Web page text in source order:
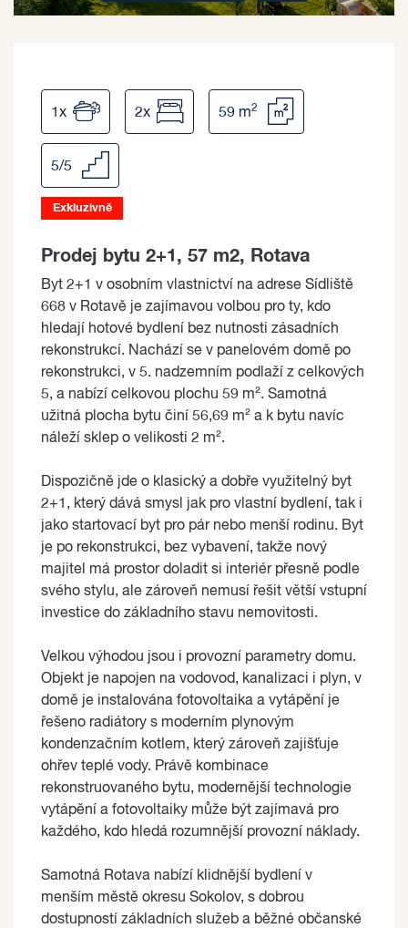
1x 2x 59 m2
5/5
Exkluzivně
Prodej bytu 2+1, 57 m2, Rotava
Byt 2+1 v osobním vlastnictví na adrese Sídliště
668 v Rotavě je zajímavou volbou pro ty, kdo
hledají hotové bydlení bez nutnosti zásadních
rekonstrukcí. Nachází se v panelovém domě po
rekonstrukci, v 5. nadzemním podlaží z celkových
5, a nabízí celkovou plochu 59 m². Samotná
užitná plocha bytu činí 56,69 m² a k bytu navíc
náleží sklep o velikosti 2 m².
Dispozičně jde o klasický a dobře využitelný byt
2+1, který dává smysl jak pro vlastní bydlení, tak i
jako startovací byt pro pár nebo menší rodinu. Byt
je po rekonstrukci, bez vybavení, takže nový
majitel má prostor doladit si interiér přesně podle
svého stylu, ale zároveň nemusí řešit větší vstupní
investice do základního stavu nemovitosti.
Velkou výhodou jsou i provozní parametry domu.
Objekt je napojen na vodovod, kanalizaci i plyn, v
domě je instalována fotovoltaika a vytápění je
řešeno radiátory s moderním plynovým
kondenzačním kotlem, který zároveň zajišťuje
ohřev teplé vody. Právě kombinace
rekonstruovaného bytu, modernější technologie
vytápění a fotovoltaiky může být zajímavá pro
každého, kdo hledá rozumnější provozní náklady.
Samotná Rotava nabízí klidnější bydlení v
menším městě okresu Sokolov, s dobrou
dostupností základních služeb a běžné občanské